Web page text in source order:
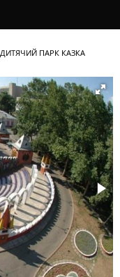
ПОТОЧНА:
ДИТЯЧИЙ ПАРК КАЗКА